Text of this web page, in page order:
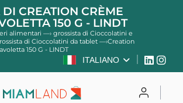
DI CREATION CRÈME
150 G - LINDT
alimentari —› grossista di Cioccolatini e
di Cioccolatini da tablet —›Creation
150 G - LINDT
ITALIANO